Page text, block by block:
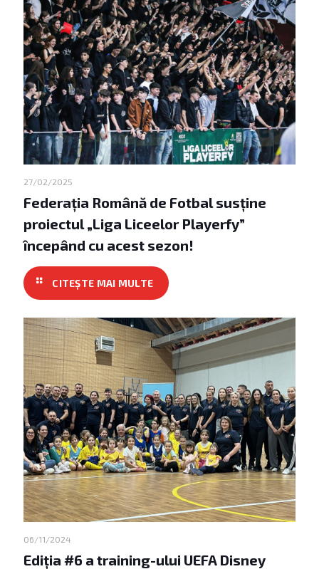
27/02/2025
Federația Română de Fotbal susține
proiectul „Liga Liceelor Playerfy”
începând cu acest sezon!
06/11/2024
Ediția #6 a training-ului UEFA Disney